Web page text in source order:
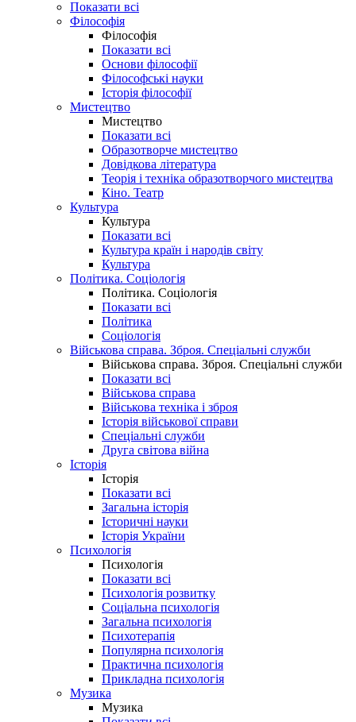
Показати всі
Філософія
Філософія
Показати всі
Основи філософії
Філософські науки
Історія філософії
Мистецтво
Мистецтво
Показати всі
Образотворче мистецтво
Довідкова література
Теорія і техніка образотворчого мистецтва
Кіно. Театр
Культура
Культура
Показати всі
Культура країн і народів світу
Культура
Політика. Соціологія
Політика. Соціологія
Показати всі
Політика
Соціологія
Військова справа. Зброя. Спеціальні служби
Військова справа. Зброя. Спеціальні служби
Показати всі
Військова справа
Військова техніка і зброя
Історія військової справи
Спеціальні служби
Друга світова війна
Історія
Історія
Показати всі
Загальна історія
Історичні науки
Історія України
Психологія
Психологія
Показати всі
Психологія розвитку
Соціальна психологія
Загальна психологія
Психотерапія
Популярна психологія
Практична психологія
Прикладна психологія
Музика
Музика